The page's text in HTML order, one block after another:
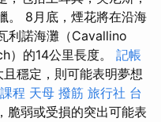
。 8月底，煙花將在沿海
利諾海灘（Cavallino
）的14公里長度。 記帳
穩定，則可能表明夢想
程 天母 撥筋 旅行社 台
脆弱或受損的突出可能表